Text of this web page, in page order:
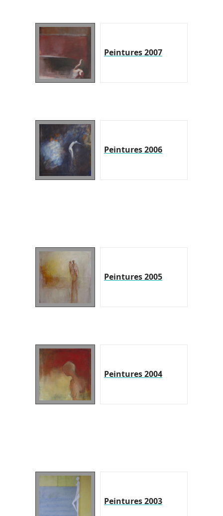
Peintures 2007
Peintures 2006
Peintures 2005
Peintures 2004
Peintures 2003